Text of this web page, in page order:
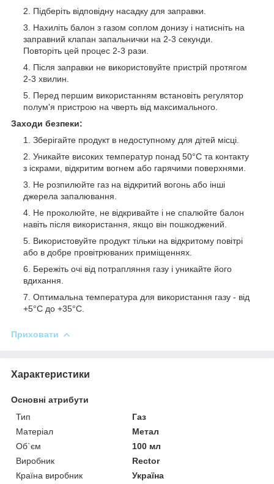
Підберіть відповідну насадку для заправки.
Нахиліть балон з газом соплом донизу і натисніть на
заправний клапан запальнички на 2-3 секунди.
Повторіть цей процес 2-3 рази.
Після заправки не використовуйте пристрій протягом
2-3 хвилин.
Перед першим використанням встановіть регулятор
полум'я пристрою на чверть від максимального.
Заходи безпеки:
Зберігайте продукт в недоступному для дітей місці.
Уникайте високих температур понад 50°C та контакту
з іскрами, відкритим вогнем або гарячими поверхнями.
Не розпилюйте газ на відкритий вогонь або інші
джерела запалювання.
Не проколюйте, не відкривайте і не спалюйте балон
навіть після використання, якщо він пошкоджений.
Використовуйте продукт тільки на відкритому повітрі
або в добре провітрюваних приміщеннях.
Бережіть очі від потрапляння газу і уникайте його
вдихання.
Оптимальна температура для використання газу - від
+5°C до +35°C.
Приховати
Характеристики
Основні атрибути
Тип
Газ
Матеріал
Метал
Об`єм
100 мл
Виробник
Rector
Країна виробник
Україна